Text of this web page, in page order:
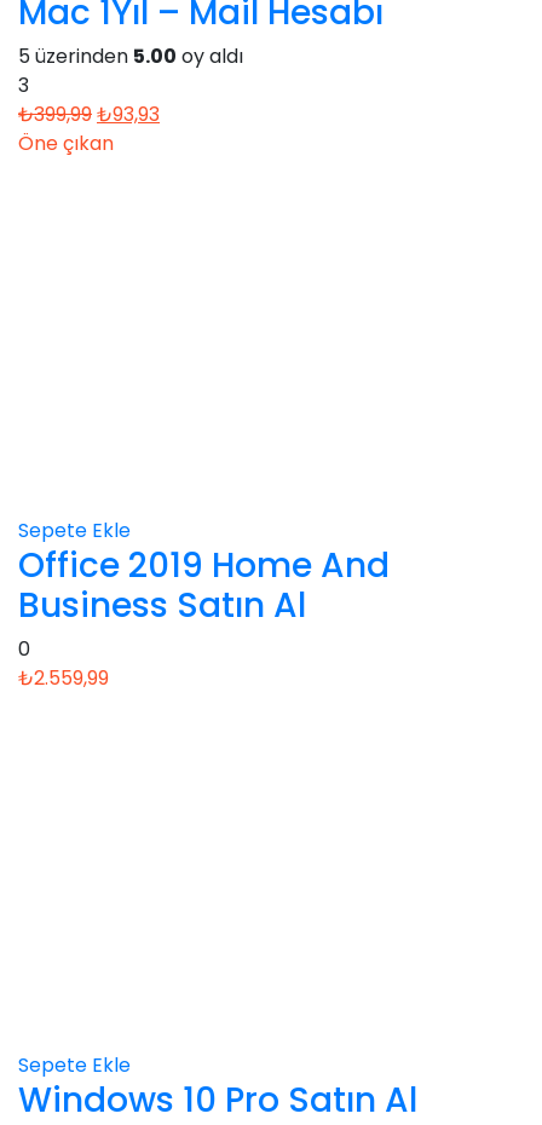
Mac 1Yıl – Mail Hesabı
5 üzerinden 5.00 oy aldı
3
₺399,99Orijinal
fiyat:
₺93,93Şu
Öne çıkan
Sepete Ekle
Office 2019 Home And
Business Satın Al
0
₺2.559,99
Sepete Ekle
Windows 10 Pro Satın Al